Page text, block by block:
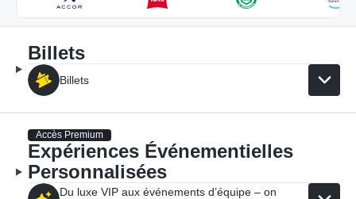
Billets
Billets
Accès Premium
Expériences Événementielles
Personnalisées
Du luxe VIP aux événements d’équipe – on